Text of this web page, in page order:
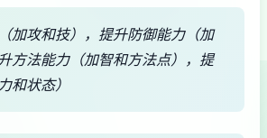
加攻和技），提升防御能力（加
方法能力（加智和方法点），提
和状态）